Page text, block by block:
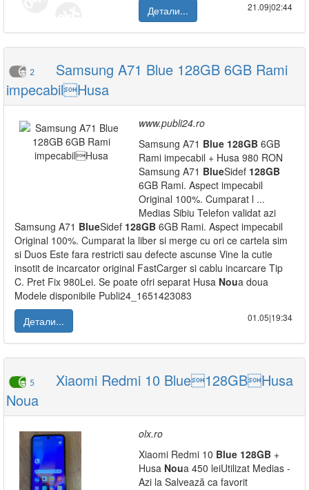
Детали...
21.09|02:44
2
Samsung A71 Blue 128GB 6GB Rami
impecabilHusa
www.publi24.ro
Samsung A71 Blue 128GB 6GB
Rami impecabil + Husa 980 RON
Samsung A71 BlueSidef 128GB
6GB Rami. Aspect impecabil
Original 100%. Cumparat l ...
Medias Sibiu Telefon validat azi
Samsung A71 BlueSidef 128GB 6GB Rami. Aspect impecabil
Original 100%. Cumparat la liber si merge cu ori ce cartela sim
si Duos Este fara restricti sau defecte ascunse Vine la cutie
insotit de incarcator original FastCarger si cablu incarcare Tip
C. Pret Fix 980Lei. Se poate ofri separat Husa Noua doua
Modele disponibile Publi24_1651423083
Детали...
01.05|19:34
5
Xiaomi Redmi 10 Blue128GBHusa
Noua
olx.ro
Xiaomi Redmi 10 Blue 128GB +
Husa Noua 450 leiUtilizat Medias -
Azi la Salvează ca favorit